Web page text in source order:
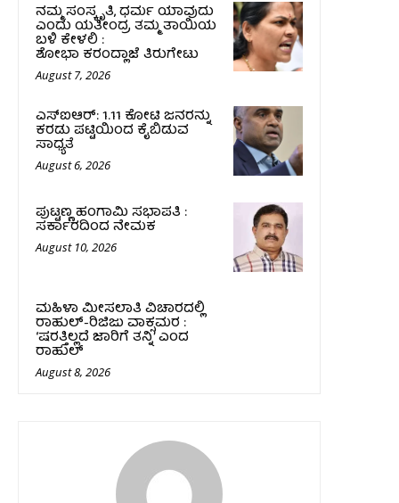
ನಮ್ಮ ಸಂಸ್ಕೃತಿ, ಧರ್ಮ ಯಾವುದು
ಎಂದು ಯತೀಂದ್ರ ತಮ್ಮ ತಾಯಿಯ
ಬಳಿ ಕೇಳಲಿ :
ಶೋಭಾ ಕರಂದ್ಲಾಜೆ ತಿರುಗೇಟು
August 7, 2026
ಎಸ್‌ಐಆರ್‌: 1.11 ಕೋಟಿ ಜನರನ್ನು
ಕರಡು ಪಟ್ಟಿಯಿಂದ ಕೈಬಿಡುವ
ಸಾಧ್ಯತೆ
August 6, 2026
ಪುಟ್ಟಣ್ಣ ಹಂಗಾಮಿ ಸಭಾಪತಿ :
ಸರ್ಕಾರದಿಂದ ನೇಮಕ
August 10, 2026
ಮಹಿಳಾ ಮೀಸಲಾತಿ ವಿಚಾರದಲ್ಲಿ
ರಾಹುಲ್‌-ರಿಜಿಜು ವಾಕ್ಸಮರ :
‘ಷರತ್ತಿಲ್ಲದೆ ಜಾರಿಗೆ ತನ್ನಿ’ ಎಂದ
ರಾಹುಲ್‌
August 8, 2026